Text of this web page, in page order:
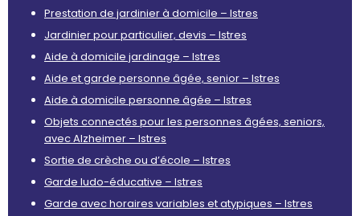
Prestation de jardinier à domicile – Istres
Jardinier pour particulier, devis – Istres
Aide à domicile jardinage – Istres
Aide et garde personne âgée, senior – Istres
Aide à domicile personne âgée – Istres
Objets connectés pour les personnes âgées, seniors,
avec Alzheimer – Istres
Sortie de crèche ou d’école – Istres
Garde ludo-éducative – Istres
Garde avec horaires variables et atypiques – Istres